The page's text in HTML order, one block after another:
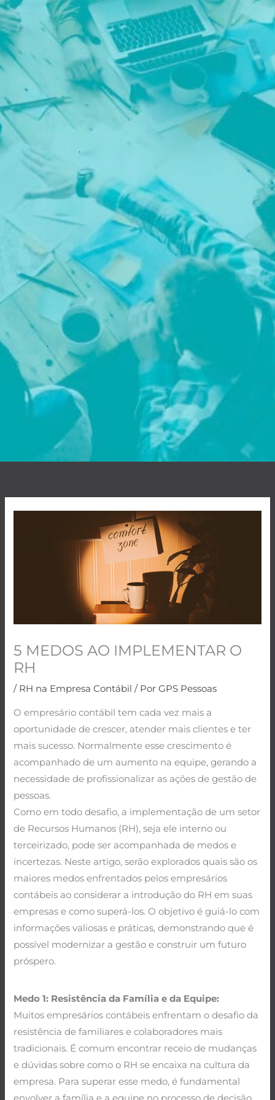
5 MEDOS AO IMPLEMENTAR O
RH
/ RH na Empresa Contábil / PorGPS Pessoas
O empresário contábil tem cada vez mais a
oportunidade de crescer, atender mais clientes e ter
mais sucesso. Normalmente esse crescimento é
acompanhado de um aumento na equipe, gerando a
necessidade de profissionalizar as ações de gestão de
pessoas.
Como em todo desafio, a implementação de um setor
de Recursos Humanos (RH), seja ele interno ou
terceirizado, pode ser acompanhada de medos e
incertezas. Neste artigo, serão explorados quais são os
maiores medos enfrentados pelos empresários
contábeis ao considerar a introdução do RH em suas
empresas e como superá-los. O objetivo é guiá-lo com
informações valiosas e práticas, demonstrando que é
possível modernizar a gestão e construir um futuro
próspero.
Medo 1: Resistência da Família e da Equipe:
Muitos empresários contábeis enfrentam o desafio da
resistência de familiares e colaboradores mais
tradicionais. É comum encontrar receio de mudanças
e dúvidas sobre como o RH se encaixa na cultura da
empresa. Para superar esse medo, é fundamental